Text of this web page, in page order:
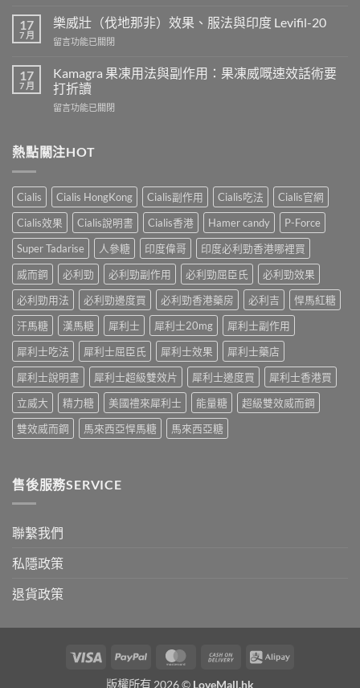
鋼
導
不
孕
嗎？
科
實
證
你
真
相，
備
孕
男
必
讀〉
中
常
人
吃
利
士
怎
位
真
實
體
驗
＋
醫
真
相
大
開〉
中
17
7 月
樂威壯（伐地那非）效果、服法與印度 Levifil-20
在
威
壯
（伐
地
效
法
與
印
度
Levifil-
20〉
留言功能已關閉
17
7 月
Kamagra 果凍用法與副作用：果凍威嘅速效話術要
打折讀
在
凍
用
與
副
作
用：
果
凍
嘅
速
效
術
要
打
折
讀〉
留言功能已關閉
熱點關注HOT
Cialis Cialis HongKong Cialis副作用 Cialis吃法
Cialis官網
Cialis效果
Cialis說明書 Cialis香港 Hamer candy
P-Force
Super Tadarise
人參糖 印度偉哥
印度必利勁香港哪裡買
威而鋼
必利勁 必利勁副作用 必利勁屈臣氏
必利勁效果
必利勁用法
必利勁邊度買 必利勁香港藥房 必利吉
悍馬紅糖
汗馬糖
漢馬糖 犀利士 犀利士20mg
犀利士副作用
犀利士吃法
犀利士屈臣氏 犀利士效果
犀利士藥店
犀利士說明書
犀利士超級雙效片 犀利士邊度買
犀利士香港買
立威大
精力糖 美國禮來犀利士 能量糖
超級雙效威而鋼
雙效威而鋼
馬來西亞悍馬糖 馬來西亞糖
售後服務SERVICE
聯繫我們
私隱政策
退貨政策
Visa PayPal MasterCardCash
Alipay
版權所有 2026 © LoveMall.hk